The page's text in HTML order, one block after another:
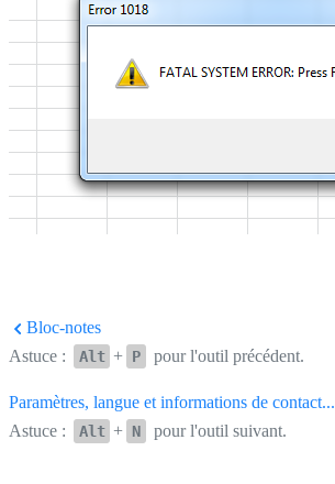
Bloc-notes
Astuce :
Alt + P pour l'outil précédent.
Paramètres, langue et informations de contact...
Astuce :
Alt + N pour l'outil suivant.